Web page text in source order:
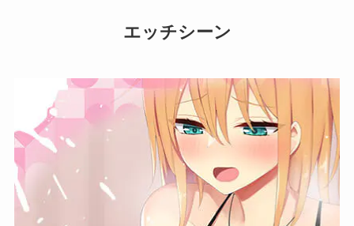
エッチシーン